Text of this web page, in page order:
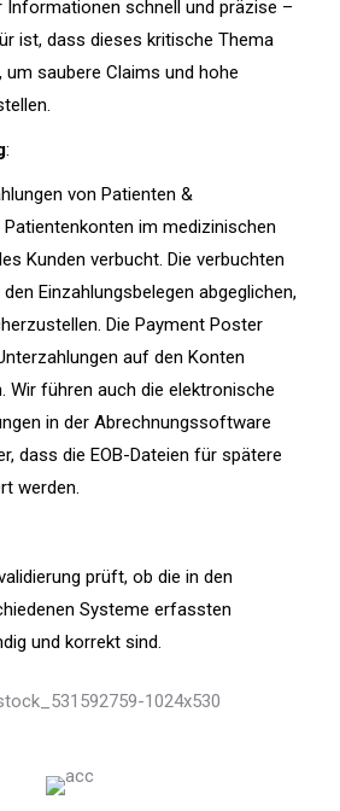
Informationen schnell und präzise –
ist, dass dieses kritische Thema
saubere Claims und hohe
:
von Patienten &
im medizinischen
Kunden verbucht. Die verbuchten
Einzahlungsbelegen abgeglichen,
Die Payment Poster
auf den Konten
Wir führen auch die elektronische
in der Abrechnungssoftware
dass die EOB-Dateien für spätere
werden.
prüft, ob die in den
Systeme erfassten
und korrekt sind.